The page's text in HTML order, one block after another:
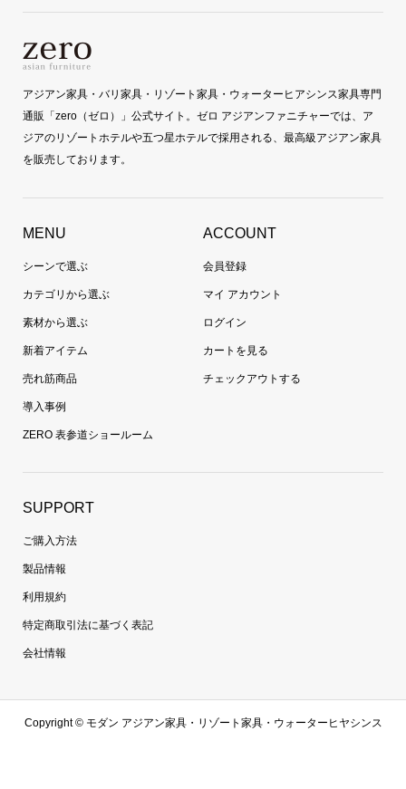
アジアン家具・バリ家具・リゾート家具・ウォーターヒアシンス家具専門
通販「zero（ゼロ）」公式サイト。ゼロ アジアンファニチャーでは、ア
ジアのリゾートホテルや五つ星ホテルで採用される、最高級アジアン家具
を販売しております。
MENU
シーンで選ぶ
カテゴリから選ぶ
素材から選ぶ
新着アイテム
売れ筋商品
導入事例
ZERO 表参道ショールーム
ACCOUNT
会員登録
マイ アカウント
ログイン
カートを見る
チェックアウトする
SUPPORT
ご購入方法
製品情報
利用規約
特定商取引法に基づく表記
会社情報
Copyright ©モダン アジアン家具・リゾート家具・ウォーターヒヤシンス